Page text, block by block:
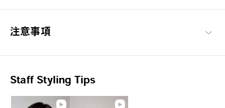
C1：16%
C2：10%
注意事項
Staff Styling Tips